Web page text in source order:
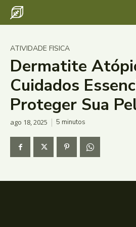
ATIVIDADE FISICA
Dermatite
Cuidados
Proteger Sua
ago 18, 2025 5 minutos